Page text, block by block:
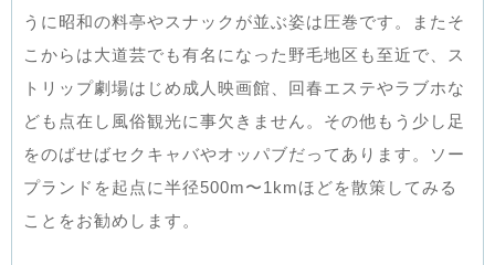
うに昭和の料亭やスナックが並ぶ姿は圧巻です。またそ
こからは大道芸でも有名になった野毛地区も至近で、ス
トリップ劇場はじめ成人映画館、回春エステやラブホな
ども点在し風俗観光に事欠きません。その他もう少し足
をのばせばセクキャバやオッパブだってあります。ソー
プランドを起点に半径500m〜1kmほどを散策してみる
ことをお勧めします。